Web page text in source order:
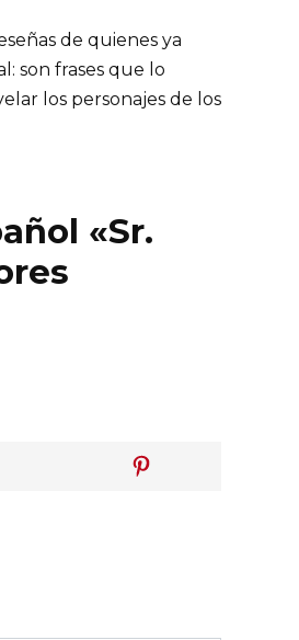
de quienes ya
son frases que lo
los personajes de los
«Sr.